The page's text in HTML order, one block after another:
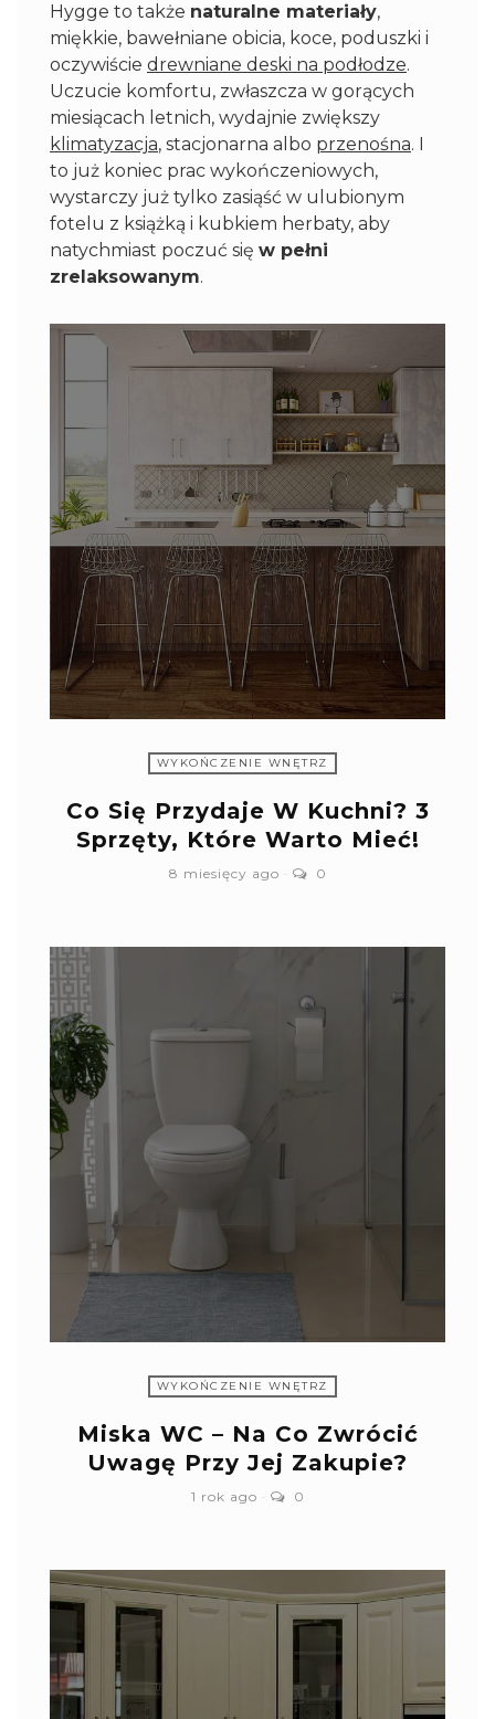
Hygge to także naturalne materiały,
miękkie, bawełniane obicia, koce, poduszki i
oczywiście drewniane deski na podłodze.
Uczucie komfortu, zwłaszcza w gorących
miesiącach letnich, wydajnie zwiększy
klimatyzacja, stacjonarna albo przenośna. I
to już koniec prac wykończeniowych,
wystarczy już tylko zasiąść w ulubionym
fotelu z książką i kubkiem herbaty, aby
natychmiast poczuć się w pełni
zrelaksowanym.
WYKOŃCZENIE WNĘTRZ
Co Się Przydaje W Kuchni? 3
Sprzęty, Które Warto Mieć!
8 miesięcy ago 0
WYKOŃCZENIE WNĘTRZ
Miska WC – Na Co Zwrócić
Uwagę Przy Jej Zakupie?
1 rok ago 0